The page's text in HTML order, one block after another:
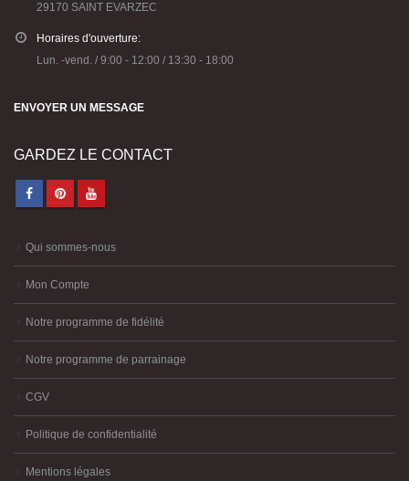
29170 SAINT EVARZEC
Horaires d'ouverture:
Lun. -vend. / 9:00 - 12:00 / 13:30 - 18:00
ENVOYER UN MESSAGE
GARDEZ LE CONTACT
Qui sommes-nous
Mon Compte
Notre programme de fidélité
Notre programme de parrainage
CGV
Politique de confidentialité
Mentions légales